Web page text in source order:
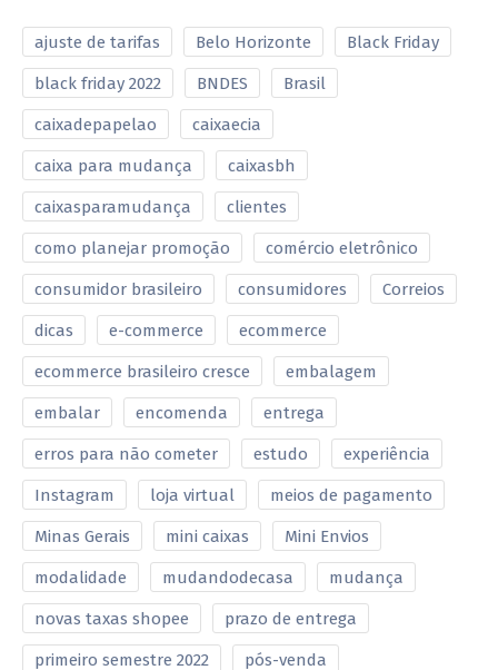
ajuste de tarifas Belo Horizonte Black Friday
black friday 2022 BNDES Brasil
caixadepapelao caixaecia
caixa para mudança caixasbh
caixasparamudança clientes
como planejar promoção comércio eletrônico
consumidor brasileiro consumidores Correios
dicas e-commerce ecommerce
ecommerce brasileiro cresce embalagem
embalar encomenda entrega
erros para não cometer estudo experiência
Instagram loja virtual meios de pagamento
Minas Gerais mini caixas Mini Envios
modalidade mudandodecasa mudança
novas taxas shopee prazo de entrega
primeiro semestre 2022 pós-venda